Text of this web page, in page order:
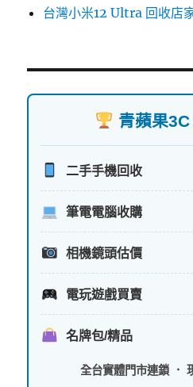
台灣小米12 Ultra 回收店
青蘋果
二手手機回收
筆電電腦收購
相機鏡頭估價
電玩遊戲買賣
名牌包/精品
全台實體門市連鎖 ．